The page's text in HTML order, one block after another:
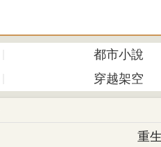
都市小說
穿越架空
重